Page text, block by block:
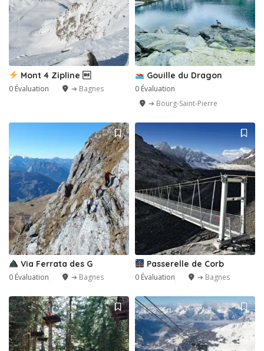
Mont 4 Zipline 
0 Évaluation ➔ Bagnes
Gouille du Dragon
0 Évaluation
➔ Bourg-Saint-Pierre
Via Ferrata des G
0 Évaluation ➔ Bagnes
Passerelle de Corb
0 Évaluation ➔ Bagnes